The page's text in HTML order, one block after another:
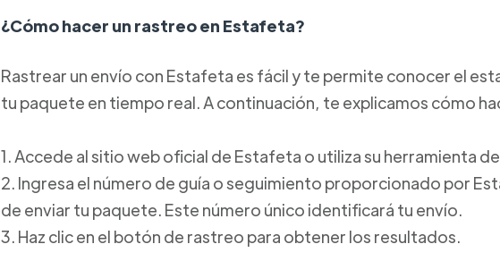
¿Cómo hacer un rastreo en Estafeta?
Rastrear un envío con Estafeta es fácil y te permite conocer el
tu paquete en tiempo real. A continuación, te explicamos cómo
1. Accede al sitio web oficial de Estafeta o utiliza su herramienta
2. Ingresa el número de guía o seguimiento proporcionado por
de enviar tu paquete. Este número único identificará tu envío.
3. Haz clic en el botón de rastreo para obtener los resultados.